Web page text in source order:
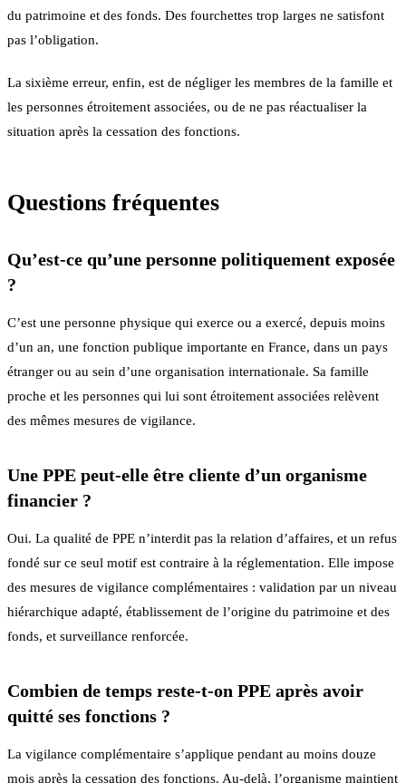
du patrimoine et des fonds. Des fourchettes trop larges ne satisfont
pas l’obligation.
La sixième erreur, enfin, est de négliger les membres de la famille et
les personnes étroitement associées, ou de ne pas réactualiser la
situation après la cessation des fonctions.
Questions fréquentes
Qu’est-ce qu’une personne politiquement exposée
?
C’est une personne physique qui exerce ou a exercé, depuis moins
d’un an, une fonction publique importante en France, dans un pays
étranger ou au sein d’une organisation internationale. Sa famille
proche et les personnes qui lui sont étroitement associées relèvent
des mêmes mesures de vigilance.
Une PPE peut-elle être cliente d’un organisme
financier ?
Oui. La qualité de PPE n’interdit pas la relation d’affaires, et un refus
fondé sur ce seul motif est contraire à la réglementation. Elle impose
des mesures de vigilance complémentaires : validation par un niveau
hiérarchique adapté, établissement de l’origine du patrimoine et des
fonds, et surveillance renforcée.
Combien de temps reste-t-on PPE après avoir
quitté ses fonctions ?
La vigilance complémentaire s’applique pendant au moins douze
mois après la cessation des fonctions. Au-delà, l’organisme maintient